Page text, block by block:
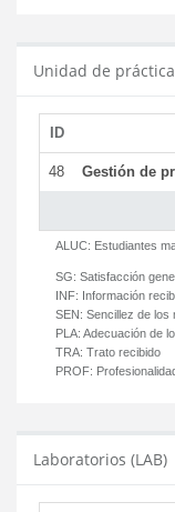
Unidad de
ID
48 Gestión de
ALUC: Estudiantes
SG: Satisfacción
INF: Información
SEN: Sencillez de los
PLA: Adecuación de
TRA: Trato recibido
PROF:
Laboratorios (LAB)